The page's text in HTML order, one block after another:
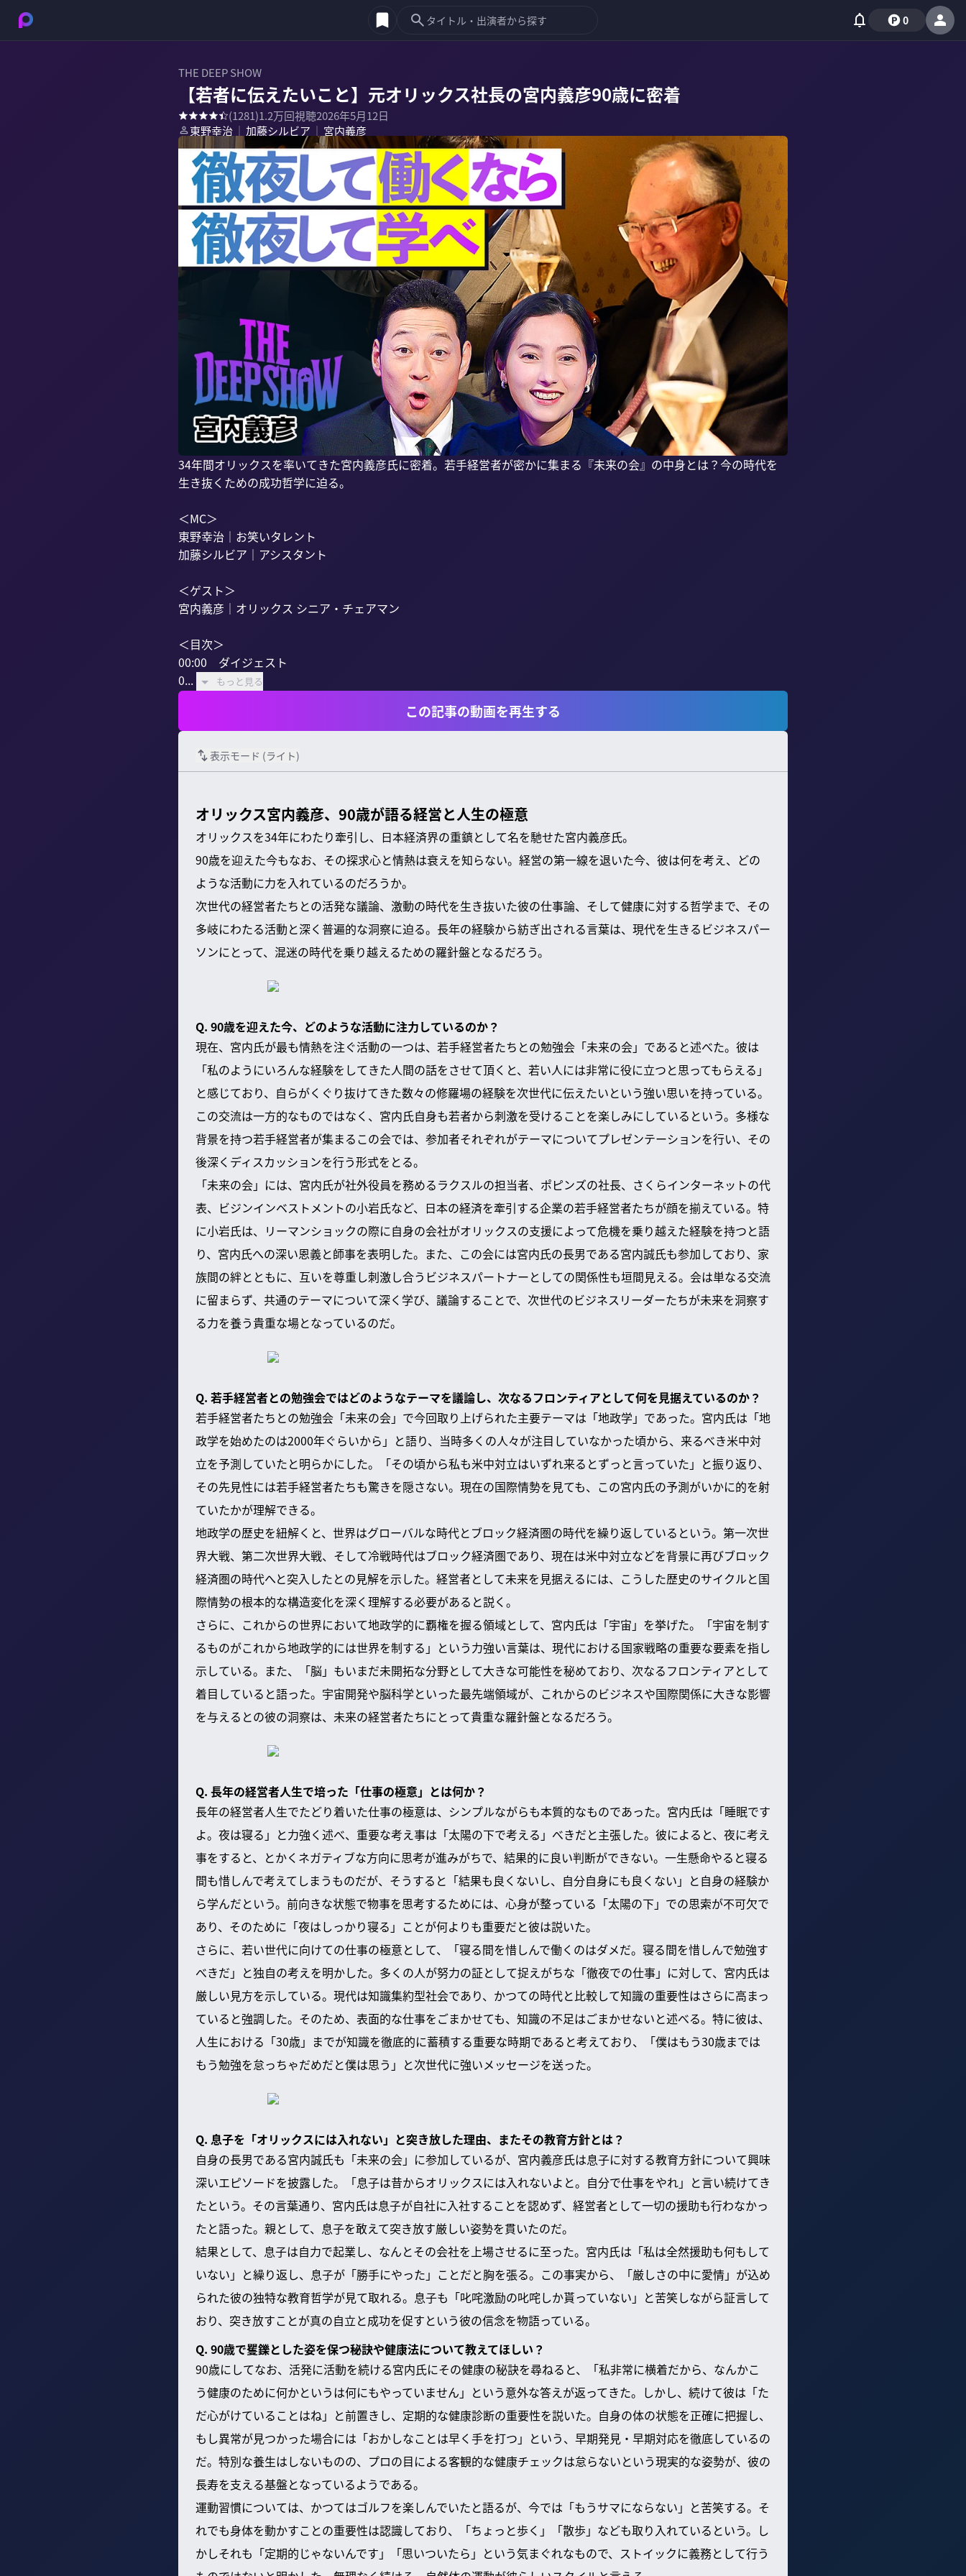
0
THE DEEP SHOW
【若者に伝えたいこと】元オリックス社長の宮内義彦90歳に密着
(1281)1.2万回視聴2026年5月12日
東野幸治 ｜ 加藤シルビア ｜ 宮内義彦
34年間オリックスを率いてきた宮内義彦氏に密着。若手経営者が密かに集まる『未来の会』の中身とは？今の時代を
生き抜くための成功哲学に迫る。
＜MC＞
東野幸治｜お笑いタレント
加藤シルビア｜アシスタント
＜ゲスト＞
宮内義彦｜オリックス シニア・チェアマン
＜目次＞
00:00　ダイジェスト
0...
もっと見る
この記事の動画を再生する
表示モード (ライト)
オリックス宮内義彦、90歳が語る経営と人生の極意
オリックスを34年にわたり牽引し、日本経済界の重鎮として名を馳せた宮内義彦氏。
90歳を迎えた今もなお、その探求心と情熱は衰えを知らない。経営の第一線を退いた今、彼は何を考え、どの
ような活動に力を入れているのだろうか。
次世代の経営者たちとの活発な議論、激動の時代を生き抜いた彼の仕事論、そして健康に対する哲学まで、その
多岐にわたる活動と深く普遍的な洞察に迫る。長年の経験から紡ぎ出される言葉は、現代を生きるビジネスパー
ソンにとって、混迷の時代を乗り越えるための羅針盤となるだろう。
Q. 90歳を迎えた今、どのような活動に注力しているのか？
現在、宮内氏が最も情熱を注ぐ活動の一つは、若手経営者たちとの勉強会「未来の会」であると述べた。彼は
「私のようにいろんな経験をしてきた人間の話をさせて頂くと、若い人には非常に役に立つと思ってもらえる」
と感じており、自らがくぐり抜けてきた数々の修羅場の経験を次世代に伝えたいという強い思いを持っている。
この交流は一方的なものではなく、宮内氏自身も若者から刺激を受けることを楽しみにしているという。多様な
背景を持つ若手経営者が集まるこの会では、参加者それぞれがテーマについてプレゼンテーションを行い、その
後深くディスカッションを行う形式をとる。
「未来の会」には、宮内氏が社外役員を務めるラクスルの担当者、ポピンズの社長、さくらインターネットの代
表、ビジンインベストメントの小岩氏など、日本の経済を牽引する企業の若手経営者たちが顔を揃えている。特
に小岩氏は、リーマンショックの際に自身の会社がオリックスの支援によって危機を乗り越えた経験を持つと語
り、宮内氏への深い恩義と師事を表明した。また、この会には宮内氏の長男である宮内誠氏も参加しており、家
族間の絆とともに、互いを尊重し刺激し合うビジネスパートナーとしての関係性も垣間見える。会は単なる交流
に留まらず、共通のテーマについて深く学び、議論することで、次世代のビジネスリーダーたちが未来を洞察す
る力を養う貴重な場となっているのだ。
Q. 若手経営者との勉強会ではどのようなテーマを議論し、次なるフロンティアとして何を見据えているのか？
若手経営者たちとの勉強会「未来の会」で今回取り上げられた主要テーマは「地政学」であった。宮内氏は「地
政学を始めたのは2000年ぐらいから」と語り、当時多くの人々が注目していなかった頃から、来るべき米中対
立を予測していたと明らかにした。「その頃から私も米中対立はいずれ来るとずっと言っていた」と振り返り、
その先見性には若手経営者たちも驚きを隠さない。現在の国際情勢を見ても、この宮内氏の予測がいかに的を射
ていたかが理解できる。
地政学の歴史を紐解くと、世界はグローバルな時代とブロック経済圏の時代を繰り返しているという。第一次世
界大戦、第二次世界大戦、そして冷戦時代はブロック経済圏であり、現在は米中対立などを背景に再びブロック
経済圏の時代へと突入したとの見解を示した。経営者として未来を見据えるには、こうした歴史のサイクルと国
際情勢の根本的な構造変化を深く理解する必要があると説く。
さらに、これからの世界において地政学的に覇権を握る領域として、宮内氏は「宇宙」を挙げた。「宇宙を制す
るものがこれから地政学的には世界を制する」という力強い言葉は、現代における国家戦略の重要な要素を指し
示している。また、「脳」もいまだ未開拓な分野として大きな可能性を秘めており、次なるフロンティアとして
着目していると語った。宇宙開発や脳科学といった最先端領域が、これからのビジネスや国際関係に大きな影響
を与えるとの彼の洞察は、未来の経営者たちにとって貴重な羅針盤となるだろう。
Q. 長年の経営者人生で培った「仕事の極意」とは何か？
長年の経営者人生でたどり着いた仕事の極意は、シンプルながらも本質的なものであった。宮内氏は「睡眠です
よ。夜は寝る」と力強く述べ、重要な考え事は「太陽の下で考える」べきだと主張した。彼によると、夜に考え
事をすると、とかくネガティブな方向に思考が進みがちで、結果的に良い判断ができない。一生懸命やると寝る
間も惜しんで考えてしまうものだが、そうすると「結果も良くないし、自分自身にも良くない」と自身の経験か
ら学んだという。前向きな状態で物事を思考するためには、心身が整っている「太陽の下」での思索が不可欠で
あり、そのために「夜はしっかり寝る」ことが何よりも重要だと彼は説いた。
さらに、若い世代に向けての仕事の極意として、「寝る間を惜しんで働くのはダメだ。寝る間を惜しんで勉強す
べきだ」と独自の考えを明かした。多くの人が努力の証として捉えがちな「徹夜での仕事」に対して、宮内氏は
厳しい見方を示している。現代は知識集約型社会であり、かつての時代と比較して知識の重要性はさらに高まっ
ていると強調した。そのため、表面的な仕事をごまかせても、知識の不足はごまかせないと述べる。特に彼は、
人生における「30歳」までが知識を徹底的に蓄積する重要な時期であると考えており、「僕はもう30歳までは
もう勉強を怠っちゃだめだと僕は思う」と次世代に強いメッセージを送った。
Q. 息子を「オリックスには入れない」と突き放した理由、またその教育方針とは？
自身の長男である宮内誠氏も「未来の会」に参加しているが、宮内義彦氏は息子に対する教育方針について興味
深いエピソードを披露した。「息子は昔からオリックスには入れないよと。自分で仕事をやれ」と言い続けてき
たという。その言葉通り、宮内氏は息子が自社に入社することを認めず、経営者として一切の援助も行わなかっ
たと語った。親として、息子を敢えて突き放す厳しい姿勢を貫いたのだ。
結果として、息子は自力で起業し、なんとその会社を上場させるに至った。宮内氏は「私は全然援助も何もして
いない」と繰り返し、息子が「勝手にやった」ことだと胸を張る。この事実から、「厳しさの中に愛情」が込め
られた彼の独特な教育哲学が見て取れる。息子も「叱咤激励の叱咤しか貰っていない」と苦笑しながら証言して
おり、突き放すことが真の自立と成功を促すという彼の信念を物語っている。
Q. 90歳で矍鑠とした姿を保つ秘訣や健康法について教えてほしい？
90歳にしてなお、活発に活動を続ける宮内氏にその健康の秘訣を尋ねると、「私非常に横着だから、なんかこ
う健康のために何かというは何にもやっていません」という意外な答えが返ってきた。しかし、続けて彼は「た
だ心がけていることはね」と前置きし、定期的な健康診断の重要性を説いた。自身の体の状態を正確に把握し、
もし異常が見つかった場合には「おかしなことは早く手を打つ」という、早期発見・早期対応を徹底しているの
だ。特別な養生はしないものの、プロの目による客観的な健康チェックは怠らないという現実的な姿勢が、彼の
長寿を支える基盤となっているようである。
運動習慣については、かつてはゴルフを楽しんでいたと語るが、今では「もうサマにならない」と苦笑する。そ
れでも身体を動かすことの重要性は認識しており、「ちょっと歩く」「散歩」なども取り入れているという。し
かしそれも「定期的じゃないんです」「思いついたら」という気まぐれなもので、ストイックに義務として行う